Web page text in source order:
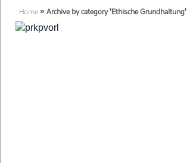
Home » Archive by category 'Ethische Grundhaltung'